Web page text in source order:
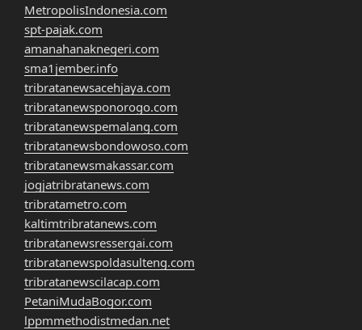
MetropolisIndonesia.com
spt-pajak.com
amanahanaknegeri.com
sma1jember.info
tribratanewsacehjaya.com
tribratanewsponorogo.com
tribratanewspemalang.com
tribratanewsbondowoso.com
tribratanewsmakassar.com
jogjatribratanews.com
tribratametro.com
kaltimtribratanews.com
tribratanewsressergai.com
tribratanewspoldasulteng.com
tribratanewscilacap.com
PetaniMudaBogor.com
lppmmethodistmedan.net